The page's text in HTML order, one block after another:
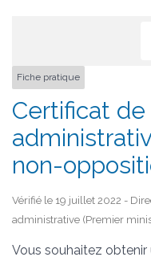
Fiche pratique
Certificat
non-
Vérifié le 19 juillet 2022 -
administrative (Premier
Vous souhaitez